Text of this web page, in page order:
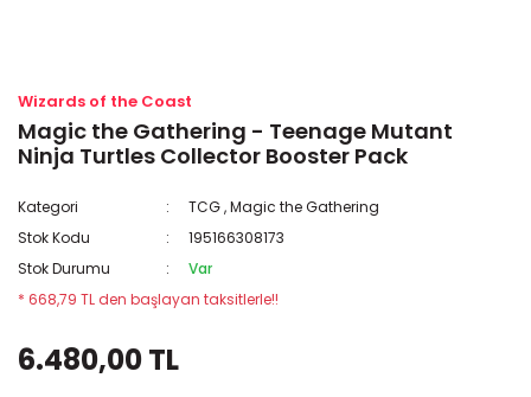
Wizards of the Coast
Magic the Gathering - Teenage Mutant
Ninja Turtles Collector Booster Pack
Kategori TCG,Magic the Gathering
Stok Kodu
195166308173
Stok Durumu
Var
* 668,79 TL den başlayan taksitlerle!!
6.480,00 TL